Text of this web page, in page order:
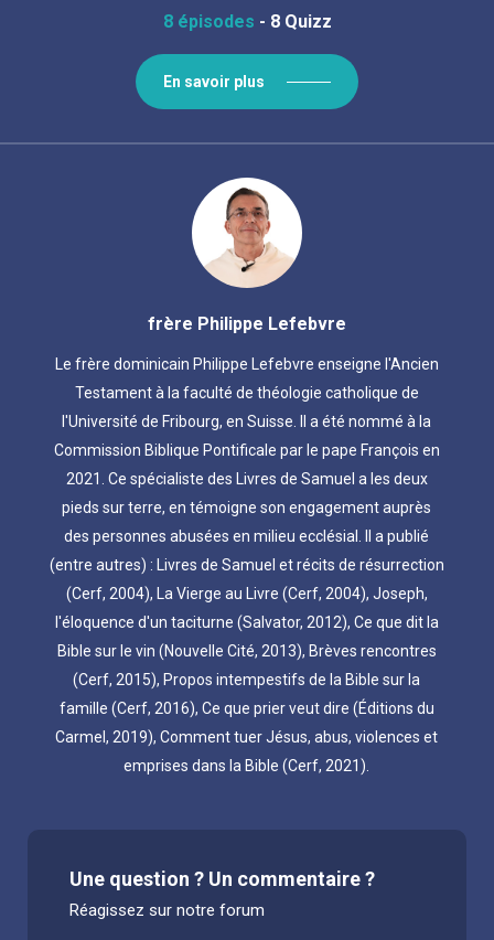
8 épisodes - 8 Quizz
En savoir plus
frère Philippe Lefebvre
Le frère dominicain Philippe Lefebvre enseigne l'Ancien
Testament à la faculté de théologie catholique de
l'Université de Fribourg, en Suisse. Il a été nommé à la
Commission Biblique Pontificale par le pape François en
2021. Ce spécialiste des Livres de Samuel a les deux
pieds sur terre, en témoigne son engagement auprès
des personnes abusées en milieu ecclésial. Il a publié
(entre autres) : Livres de Samuel et récits de résurrection
(Cerf, 2004), La Vierge au Livre (Cerf, 2004), Joseph,
l'éloquence d'un taciturne (Salvator, 2012), Ce que dit la
Bible sur le vin (Nouvelle Cité, 2013), Brèves rencontres
(Cerf, 2015), Propos intempestifs de la Bible sur la
famille (Cerf, 2016), Ce que prier veut dire (Éditions du
Carmel, 2019), Comment tuer Jésus, abus, violences et
emprises dans la Bible (Cerf, 2021).
Une question ? Un commentaire ?
Réagissez sur notre forum